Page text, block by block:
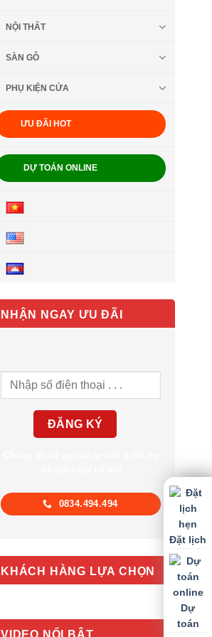
NỘI THẤT
SÀN GỖ
PHỤ KIỆN CỬA
ƯU ĐÃI HOT
DỰ TOÁN ONLINE
NHẬN NGAY ƯU ĐÃI
0834.494.494
KHÁCH HÀNG LỰA CHỌN
VIDEO NỔI BẬT
Đặt lịch
Dự
toán